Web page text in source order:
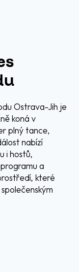
Ostrava-Jih je
koná v
plný tance,
nabízí
i hostů,
a
které